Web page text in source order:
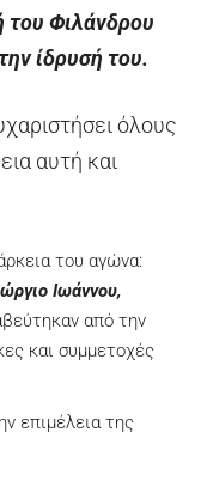
του Φιλάνδρου
ίδρυσή του.
όλους
αυτή και
του αγώνα:
Ιωάννου,
από την
και συμμετοχές
επιμέλεια της